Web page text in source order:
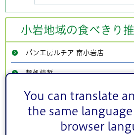
You can translate
the same
browser
小岩地域の食べきり
パン工房ルチア 南小岩店
麺処靖哲
アヤスカフェ小岩
シフォンケーキ フタバラボ